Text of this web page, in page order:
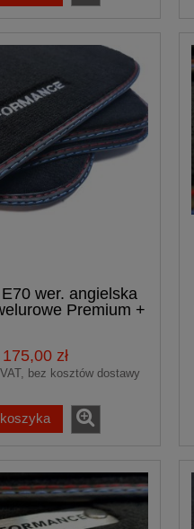
wer. angielska
Premium +
175,00 zł
bez kosztów dostawy